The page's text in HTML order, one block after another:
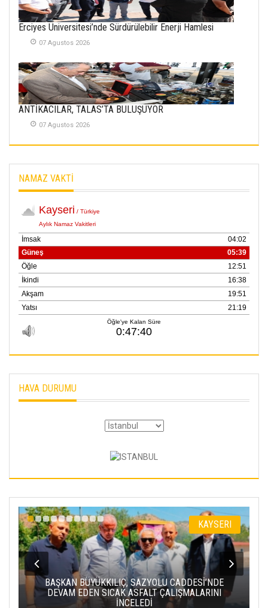
02 Ekim 2025
SABAHATTİN
Rizespor’la Nihayet 3
puana Ulaştı
01 Mayis 2026
Erciyes Üniversitesi’nde Sürdürülebilir Enerji Hamlesi
07 Agustos 2026
ANTİKACILAR, TALAS’TA BULUŞUYOR
07 Agustos 2026
NAMAZ VAKTİ
HAVA DURUMU
KAYSERI
BAŞKAN BÜYÜKKILIÇ, SAZYOLU CADDESİ’NDE
DEVAM EDEN SICAK ASFALT ÇALIŞMALARINI
İNCELEDİ